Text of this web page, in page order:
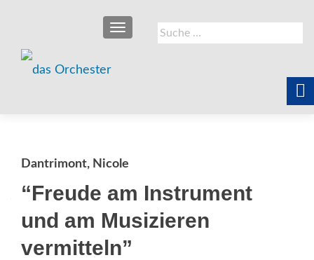
Suche
nach:
SCHALTE NAVIGATION
Dantrimont, Nicole
“Freude am Instrument
und am Musizieren
vermitteln”